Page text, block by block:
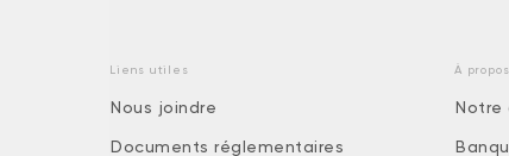
Liens utiles
Nous joindre
Documents réglementaires
À
Notre